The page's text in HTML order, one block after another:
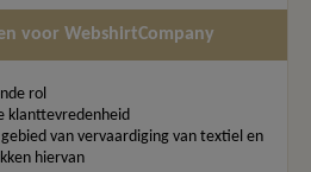
voor WebshirtCompany
rol
klanttevredenheid
van vervaardiging van textiel en
hiervan